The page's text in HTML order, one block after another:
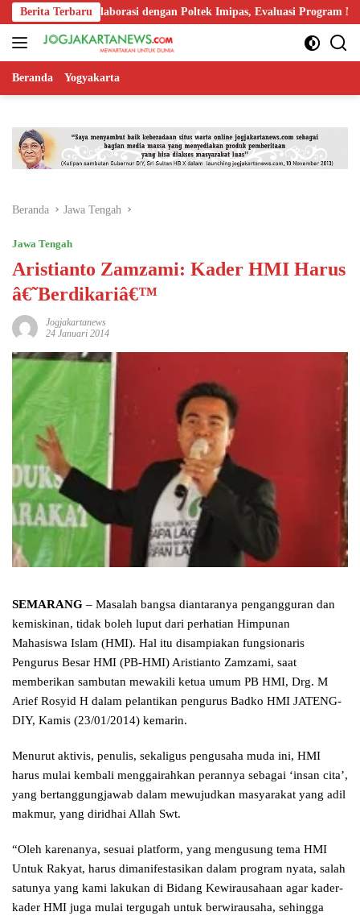
Langsung
ke
konten
Berita Terbaru
Kolaborasi dengan Poltek Imipas, Evaluasi Program Magang
Beranda Yogyakarta
Beranda Jawa Tengah
Jawa Tengah
Aristianto Zamzami: Kader HMI Harus
â€˜Berdikariâ€™
Jogjakartanews
24 Januari 2014
SEMARANG – Masalah bangsa diantaranya pengangguran dan
kemiskinan, tidak boleh luput dari perhatian Himpunan
Mahasiswa Islam (HMI). Hal itu disampiakan fungsionaris
Pengurus Besar HMI (PB-HMI) Aristianto Zamzami, saat
memberikan sambutan mewakili ketua umum PB HMI, Drg. M
Arief Rosyid H dalam pelantikan pengurus Badko HMI JATENG-
DIY, Kamis (23/01/2014) kemarin.
Menurut aktivis, penulis, sekaligus pengusaha muda ini, HMI
harus mulai kembali menggairahkan perannya sebagai ‘insan cita’,
yang bertanggungjawab dalam mewujudkan masyarakat yang adil
makmur, yang diridhai Allah Swt.
“Oleh karenanya, sesuai platform, yang mengusung tema HMI
Untuk Rakyat, harus dimanifestasikan dalam program nyata, salah
satunya yang kami lakukan di Bidang Kewirausahaan agar kader-
kader HMI juga mulai tergugah untuk berwirausaha, sehingga